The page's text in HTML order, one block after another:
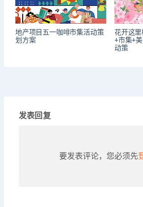
地产项目五一咖啡市集活动策
划方案
花开这
+市集+
动策
发表回复
要发表评论，您必须先